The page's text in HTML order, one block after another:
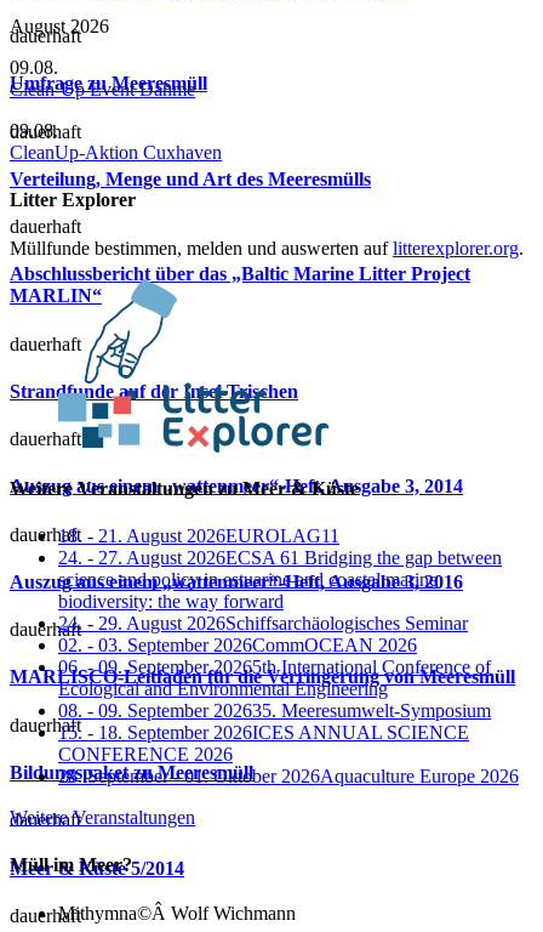
dauerhaft
Umfrage zu Meeresmüll
dauerhaft
Verteilung, Menge und Art des Meeresmülls
dauerhaft
Abschlussbericht über das „Baltic Marine Litter Project
MARLIN“
dauerhaft
Strandfunde auf der Insel Trischen
dauerhaft
Auszug aus einem „wattenmeer“-Heft, Ausgabe 3, 2014
dauerhaft
Auszug aus einem „wattenmeer“-Heft, Ausgabe 3, 2016
dauerhaft
MARLISCO-Leitfaden für die Verringerung von Meeresmüll
dauerhaft
Bildungspaket zu Meeresmüll
dauerhaft
Meer & Küste 5/2014
dauerhaft
August 2026
09.08.
Clean-Up Event Dahme
09.08.
CleanUp-Aktion Cuxhaven
Litter Explorer
Müllfunde bestimmen, melden und auswerten auflitterexplorer.org.
Weitere Veranstaltungen zu Meer & Küste
18. - 21. August 2026EUROLAG11
24. - 27. August 2026ECSA 61 Bridging the gap between
science and policy in estuarine and coastal marine
biodiversity: the way forward
24. - 29. August 2026Schiffsarchäologisches Seminar
02. - 03. September 2026CommOCEAN 2026
06. - 09. September 20265th International Conference of
Ecological and Environmental Engineering
08. - 09. September 202635. Meeresumwelt-Symposium
15. - 18. September 2026ICES ANNUAL SCIENCE
CONFERENCE 2026
28. September - 01. Oktober 2026Aquaculture Europe 2026
Weitere Veranstaltungen
Müll im Meer?
Mithymna©Â Wolf Wichmann